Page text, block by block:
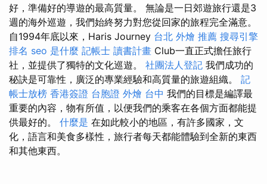
好，準備好的導遊的最高質量。 無論是一日郊遊旅行還是3
週的海外巡遊，我們始終努力對您從回家的旅程完全滿意。
自1994年底以來，Haris Journey 台北 外燴 推薦 搜尋引擎
排名 seo 是什麼 記帳士 讀書計畫 Club一直正式擔任旅行
社，並提供了獨特的文化巡遊。 社團法人登記 我們成功的
秘訣是可靠性，廣泛的專業經驗和高質量的旅遊組織。 記
帳士放榜 香港簽證 台胞證 外燴 台中 我們的目標是編譯最
重要的內容，物有所值，以便我們的乘客在各個方面都能提
供最好的。 什麼是 在如此較小的地區，有許多國家，文
化，語言和美食多樣性，旅行者每天都能體驗到全新的東西
和其他東西。